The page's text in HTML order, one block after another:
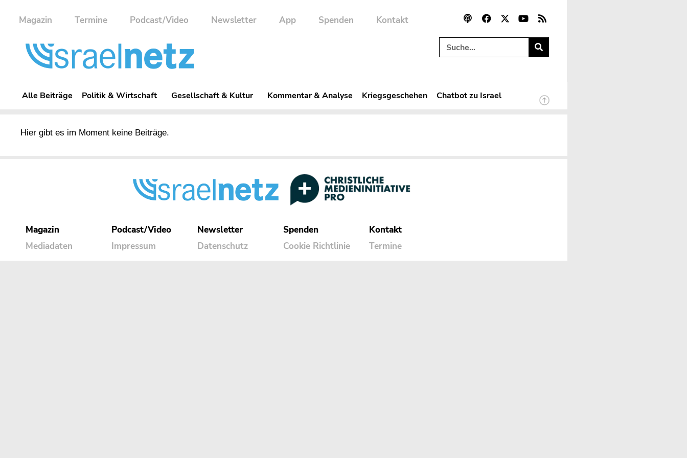
Magazin Termine Podcast/Video Newsletter App Spenden Kontakt
Alle Beiträge Politik & Wirtschaft Gesellschaft & Kultur Kommentar & Analyse Kriegsgeschehen Chatbot zu Israel
Hier gibt es im Moment keine Beiträge.
Magazin
Mediadaten
Podcast/Video
Impressum
Newsletter
Datenschutz
Spenden
Cookie Richtlinie
Kontakt
Termine